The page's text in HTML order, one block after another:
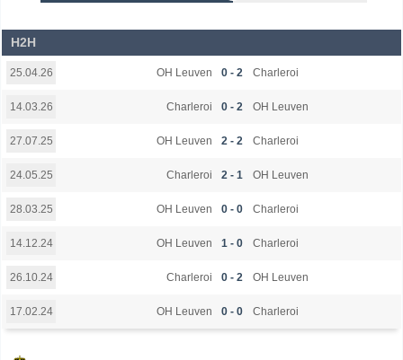
H2H
25.04.26 OH Leuven 0 - 2 Charleroi
14.03.26 Charleroi 0 - 2 OH Leuven
27.07.25 OH Leuven 2 - 2 Charleroi
24.05.25 Charleroi 2 - 1 OH Leuven
28.03.25 OH Leuven 0 - 0 Charleroi
14.12.24 OH Leuven 1 - 0 Charleroi
26.10.24 Charleroi 0 - 2 OH Leuven
17.02.24 OH Leuven 0 - 0 Charleroi